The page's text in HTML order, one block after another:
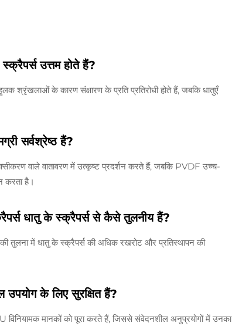
उत्तम होते हैं?
श्रृंखलाओं के कारण संक्षारण के प्रति प्रतिरोधी होते हैं, जबकि धातुएँ
सर्वश्रेष्ठ हैं?
वाले वातावरण में उत्कृष्ट प्रदर्शन करते हैं, जबकि PVDF उच्च-
करता है।
धातु के स्क्रैपर्स से कैसे तुलनीय हैं?
तुलना में धातु के स्क्रैपर्स की अधिक रखरोट और प्रतिस्थापन की
उपयोग के लिए सुरक्षित हैं?
मानकों को पूरा करते हैं, जिससे संवेदनशील अनुप्रयोगों में उनका